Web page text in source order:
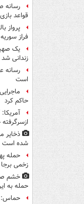
رسانه
قواعد
پرواز
فراز سوریه
یک
زندانی شد
رسانه
است
حاکم کرد
ذخایر
شده است
زخمی
خشم
حمله به
حماس: